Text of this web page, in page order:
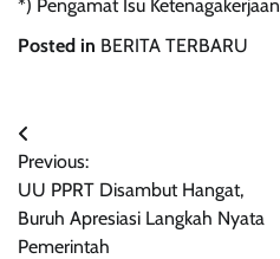
*) Pengamat Isu Ketenagakerjaan
Posted in BERITA TERBARU
Navigasi
pos
Previous:
UU PPRT Disambut Hangat,
Buruh Apresiasi Langkah Nyata
Pemerintah